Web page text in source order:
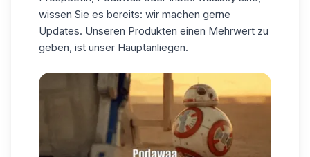
wissen Sie es bereits: wir machen gerne
Updates. Unseren Produkten einen Mehrwert zu
geben, ist unser Hauptanliegen.